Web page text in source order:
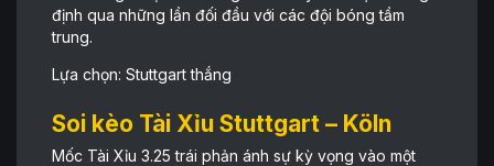
định qua những lần đối đầu với các đội bóng tầm
trung.
Lựa chọn: Stuttgart thắng
Soi kèo Tài Xỉu Stuttgart – Köln
Mốc Tài Xỉu 3.25 trái phản ánh sự kỳ vọng vào một